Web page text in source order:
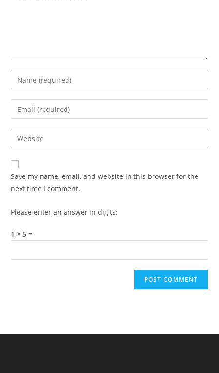
Enter
your
name
comment
Enter
your
email
address
comment
Enter
your
website
URL
(optional)
Save my name, email, and website in this browser for the
next time I comment.
Please enter an answer in digits:
1 × 5 =